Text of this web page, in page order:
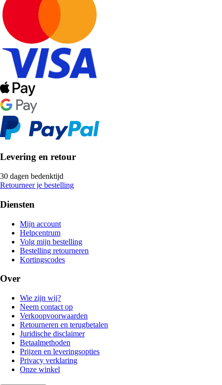
Levering en retour
30 dagen bedenktijd
Retourneer je bestelling
Diensten
Mijn account
Helpcentrum
Volg mijn bestelling
Bestelling retourneren
Kortingscodes
Over
Wie zijn wij?
Neem contact op
Verkoopvoorwaarden
Retourneren en terugbetalen
Juridische disclaimer
Betaalmethoden
Prijzen en leveringsopties
Privacy verklaring
Onze winkel